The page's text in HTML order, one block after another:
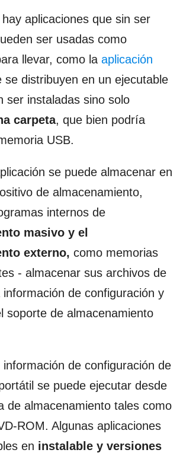
aplicaciones que sin ser
ser usadas como
llevar, como la aplicación
se distribuyen en un ejecutable
ser instaladas sino solo
carpeta, que bien podría
USB.
se puede almacenar en
de almacenamiento,
internos de
masivo y el
externo, como memorias
- almacenar sus archivos de
de configuración y
soporte de almacenamiento
de configuración de
se puede ejecutar desde
de almacenamiento tales como
ROM. Algunas aplicaciones
en instalable y versiones